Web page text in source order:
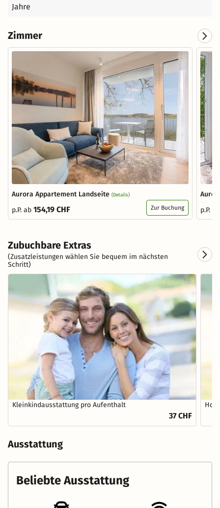
Jahre
Zimmer
Aurora Appartement Landseite (Details)
p.P. ab 154,19 CHF Zur Buchung
p.P.
Zubuchbare Extras
(Zusatzleistungen wählen Sie bequem im nächsten
Schritt)
Kleinkindausstattung pro Aufenthalt
37 CHF
Ausstattung
Beliebte Ausstattung